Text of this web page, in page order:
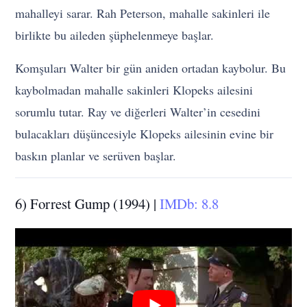
mahalleyi sarar. Rah Peterson, mahalle sakinleri ile
birlikte bu aileden şüphelenmeye başlar.
Komşuları Walter bir gün aniden ortadan kaybolur. Bu
kaybolmadan mahalle sakinleri Klopeks ailesini
sorumlu tutar. Ray ve diğerleri Walter’in cesedini
bulacakları düşüncesiyle Klopeks ailesinin evine bir
baskın planlar ve serüven başlar.
6) Forrest Gump (1994) |IMDb: 8.8